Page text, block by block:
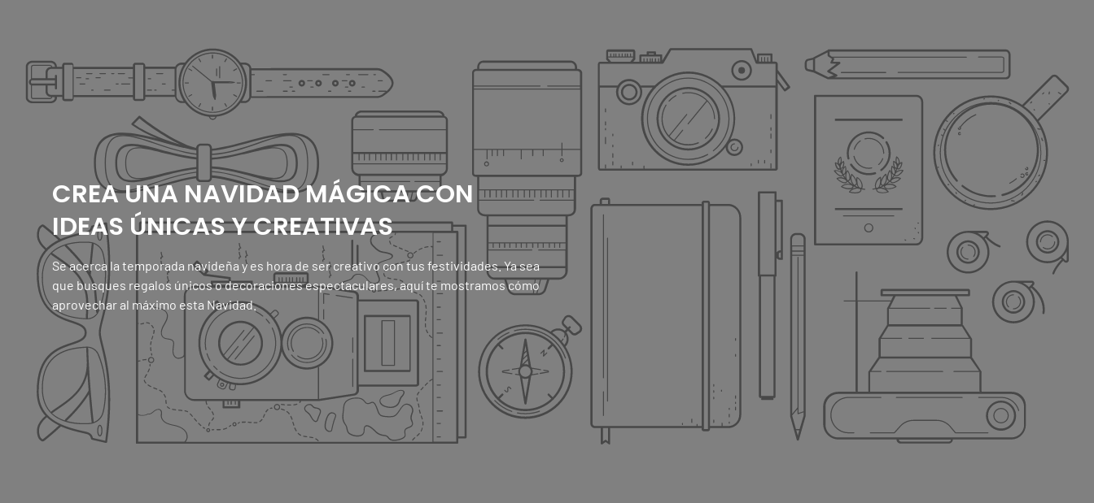
CREA UNA NAVIDAD MÁGICA CON
IDEAS ÚNICAS Y CREATIVAS
Se acerca la temporada navideña y es hora de ser creativo con tus festividades. Ya sea
que busques regalos únicos o decoraciones espectaculares, aquí te mostramos cómo
aprovechar al máximo esta Navidad.